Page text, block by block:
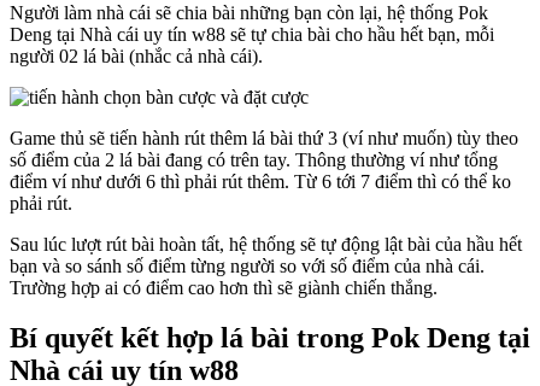
Người làm nhà cái sẽ chia bài những bạn còn lại, hệ thống Pok
Deng tại Nhà cái uy tín w88 sẽ tự chia bài cho hầu hết bạn, mỗi
người 02 lá bài (nhắc cả nhà cái).
Game thủ sẽ tiến hành rút thêm lá bài thứ 3 (ví như muốn) tùy theo
số điểm của 2 lá bài đang có trên tay. Thông thường ví như tổng
điểm ví như dưới 6 thì phải rút thêm. Từ 6 tới 7 điểm thì có thể ko
phải rút.
Sau lúc lượt rút bài hoàn tất, hệ thống sẽ tự động lật bài của hầu hết
bạn và so sánh số điểm từng người so với số điểm của nhà cái.
Trường hợp ai có điểm cao hơn thì sẽ giành chiến thắng.
Bí quyết kết hợp lá bài trong Pok Deng tại
Nhà cái uy tín w88